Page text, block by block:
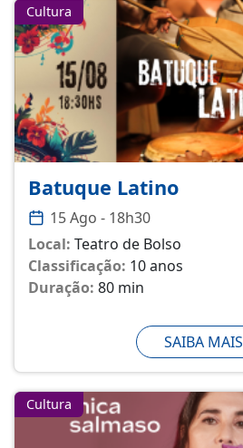
Cultura
Batuque Latino
15 Ago - 18h30
Local: Teatro de Bolso
Classificação: 10 anos
Duração: 80 min
SAIBA MAIS
Cultura